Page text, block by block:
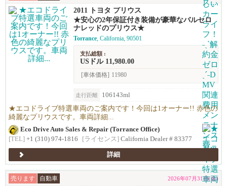
2011 トヨタ プリウス
★安心の2年保証付き装備が豪華なバルセロ
ナレッドのプリウス★
Torrance, California, 90501
支払総額 :
USドル 11,980.00
[車体価格] 11980
走行距離 106143ml
★エコドライブ特選車両のご案内です！今回は1オーナー!! 赤色の
綺麗なプリウスです。車両詳細...
Eco Drive Auto Sales & Repair (Torrance Office)
[TEL] +1 (310) 974-1816 [ライセンス] California Dealer # 83377
詳細
売ります 自動車 2026年07月31日(金)